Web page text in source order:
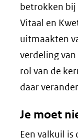
betrokken bij
Vitaal en
uitmaakten
verdeling
rol van de
daar
Je moet
Een valkuil